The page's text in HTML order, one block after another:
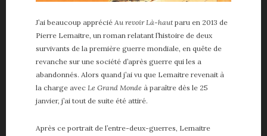
J’ai beaucoup apprécié Au revoir Là-hautparu en 2013 de
Pierre Lemaitre, un roman relatant l’histoire de deux
survivants de la première guerre mondiale, en quête de
revanche sur une société d’après guerre qui les a
abandonnés. Alors quand j’ai vu que Lemaitre revenait à
la charge avec Le Grand Monde à paraître dès le 25
janvier, j’ai tout de suite été attiré.
Après ce portrait de l’entre-deux-guerres, Lemaitre